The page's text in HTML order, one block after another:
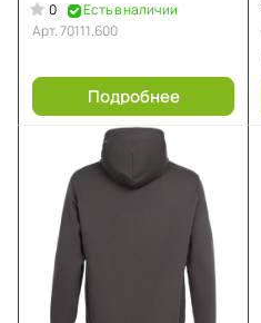
0
Есть в наличии
Арт.70111.600
Подробнее